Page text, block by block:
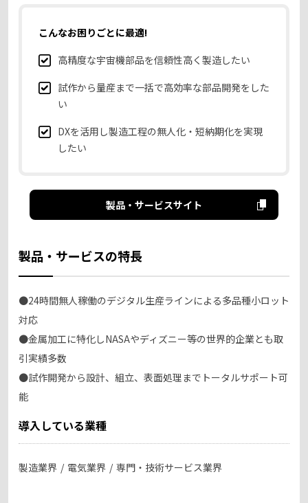
こんなお困りごとに最適!
高精度な宇宙機部品を信頼性高く製造したい
試作から量産まで一括で高効率な部品開発をした
い
DXを活用し製造工程の無人化・短納期化を実現
したい
製品・サービスサイト
製品・サービスの特長
●24時間無人稼働のデジタル生産ラインによる多品種小ロット
対応
●金属加工に特化しNASAやディズニー等の世界的企業とも取
引実績多数
●試作開発から設計、組立、表面処理までトータルサポート可
能
導入している業種
製造業界 電気業界 専門・技術サービス業界